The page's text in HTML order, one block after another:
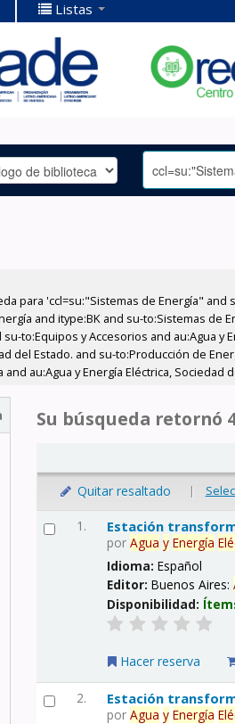
Listas
para 'ccl=su:"Sistemas de Energía" and
and itype:BK and su-to:Sistemas de
to:Equipos y Accesorios and au:Agua y
del Estado. and su-to:Producción de
au:Agua y Energía Eléctrica,
Su búsqueda retornó
Quitar resaltado |
1. Estación
porAgua y Energía
Idioma:Español
Editor:Buenos Aires:
Disponibilidad:
Hacer reserva
2. Estación
porAgua y Energía